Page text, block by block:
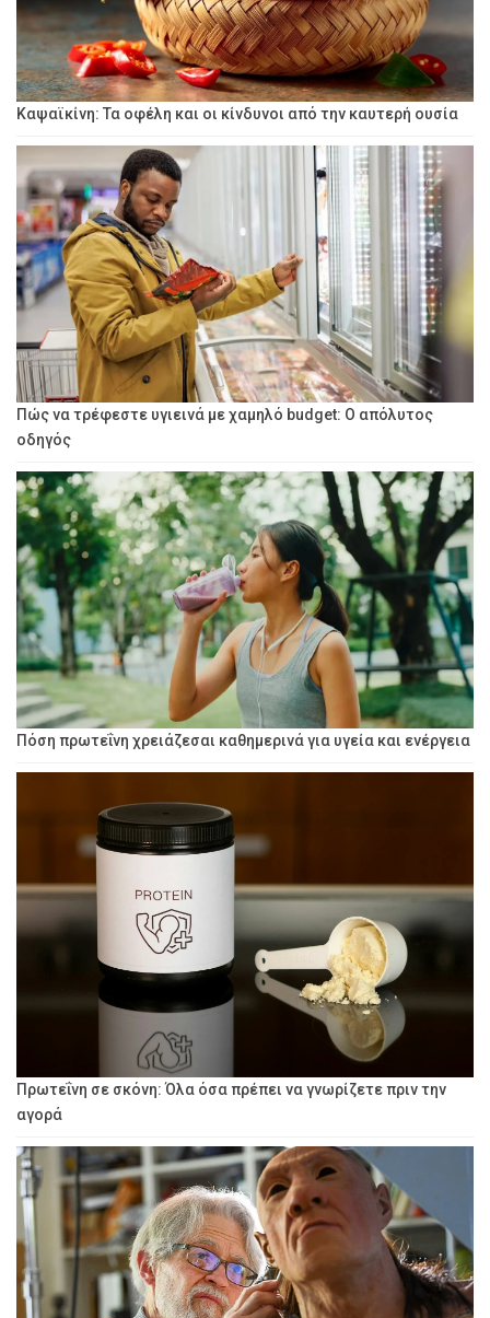
Καψαϊκίνη: Τα οφέλη και οι κίνδυνοι από την καυτερή ουσία
Πώς να τρέφεστε υγιεινά με χαμηλό budget: Ο απόλυτος
οδηγός
Πόση πρωτεΐνη χρειάζεσαι καθημερινά για υγεία και ενέργεια
Πρωτεΐνη σε σκόνη: Όλα όσα πρέπει να γνωρίζετε πριν την
αγορά